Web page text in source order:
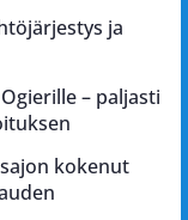
ja
– paljasti
kokenut